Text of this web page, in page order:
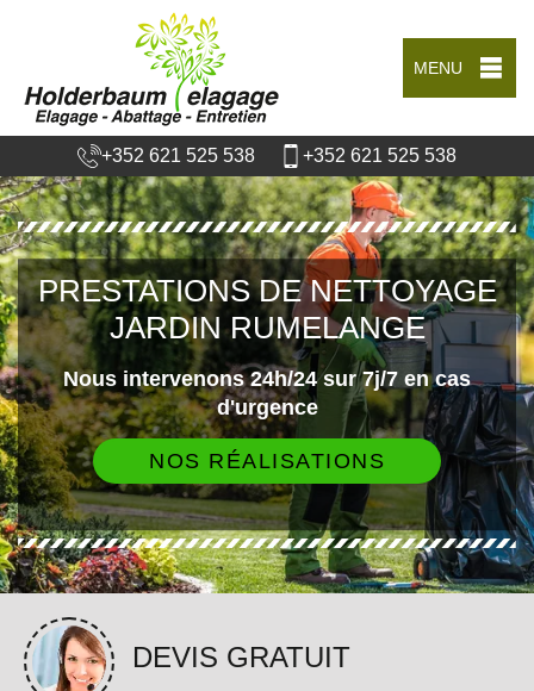
MENU
+352 621 525 538 +352 621 525 538
PRESTATIONS DE NETTOYAGE
JARDIN RUMELANGE
Nous intervenons 24h/24 sur 7j/7 en cas
d'urgence
NOS RÉALISATIONS
DEVIS GRATUIT